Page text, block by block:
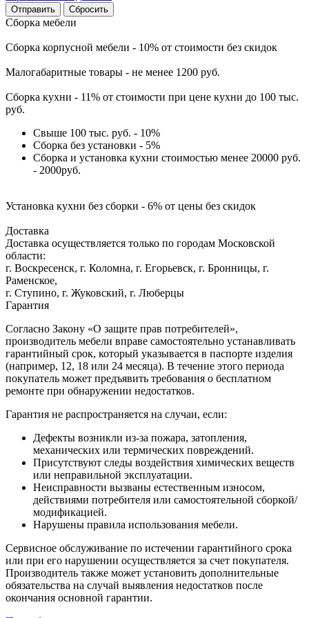
Сбросить
Сборка мебели
Сборка корпусной мебели - 10% от стоимости без скидок
Малогабаритные товары - не менее 1200 руб.
Сборка кухни - 11% от стоимости при цене кухни до 100 тыс.
руб.
Свыше 100 тыс. руб. - 10%
Сборка без установки - 5%
Сборка и установка кухни стоимостью менее 20000 руб.
- 2000руб.
Установка кухни без сборки - 6% от цены без скидок
Доставка
Доставка осуществляется только по городам Московской
области:
г. Воскресенск, г. Коломна, г. Егорьевск, г. Бронницы, г.
Раменское,
г. Ступино, г. Жуковский, г. Люберцы
Гарантия
Согласно Закону «О защите прав потребителей»,
производитель мебели вправе самостоятельно устанавливать
гарантийный срок, который указывается в паспорте изделия
(например, 12, 18 или 24 месяца). В течение этого периода
покупатель может предъявить требования о бесплатном
ремонте при обнаружении недостатков.
Гарантия не распространяется на случаи, если:
Дефекты возникли из-за пожара, затопления,
механических или термических повреждений.
Присутствуют следы воздействия химических веществ
или неправильной эксплуатации.
Неисправности вызваны естественным износом,
действиями потребителя или самостоятельной сборкой/
модификацией.
Нарушены правила использования мебели.
Сервисное обслуживание по истечении гарантийного срока
или при его нарушении осуществляется за счет покупателя.
Производитель также может установить дополнительные
обязательства на случай выявления недостатков после
окончания основной гарантии.